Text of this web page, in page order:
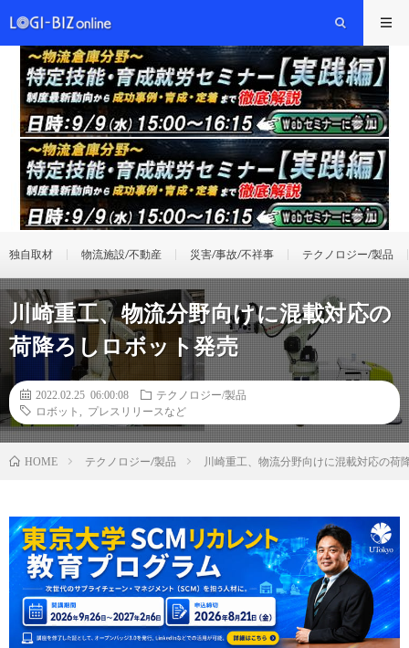
独自取材 物流施設/不動産 災害/事故/不祥事 テクノロジー/製品
川崎重工、物流分野向けに混載対応の
荷降ろしロボット発売
2022.02.25 06:00:08
テクノロジー/製品
ロボット
プレスリリースなど
HOME テクノロジー/製品 川崎重工、物流分野向けに混載対応の荷